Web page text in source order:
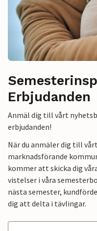
Erbjudanden
Anmäl dig till vårt
erbjudanden!
När du anmäler dig till
marknadsförande
kommer att skicka dig
vistelser i våra
nästa semester,
dig att delta i tävlingar.